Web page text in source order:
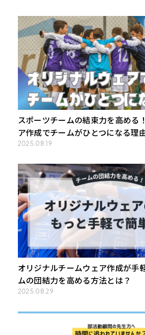
スポーツチームの結束力を高める
ア作成でチームがひとつになる理
2025.08.19
オリジナルチームウェア作成が手
ムの団結力を高める方法とは？
2025.08.29